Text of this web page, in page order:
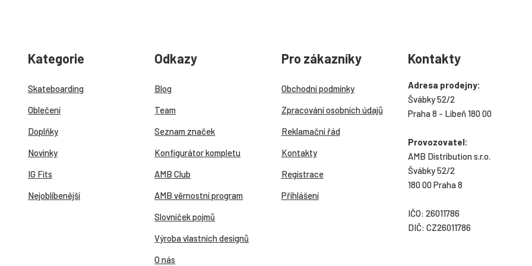
Kategorie
Skateboarding
Oblečení
Doplňky
Novinky
IG Fits
Nejoblíbenější
Odkazy
Blog
Team
Seznam značek
Konfigurátor kompletu
AMB Club
AMB věrnostní program
Slovníček pojmů
Výroba vlastních designů
O nás
Pro zákazníky
Obchodní podmínky
Zpracování osobních údajů
Reklamační řád
Kontakty
Registrace
Přihlášení
Kontakty
Adresa prodejny:
Švábky 52/2
Praha 8 - Libeň 180 00
Provozovatel:
AMB Distribution s.r.o.
Švábky 52/2
180 00 Praha 8
IČO: 26011786
DIČ: CZ26011786